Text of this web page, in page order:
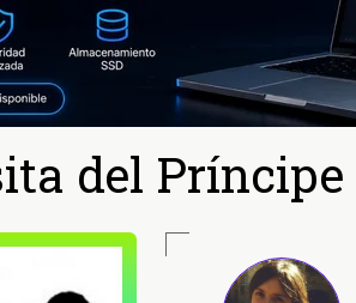
del Príncipe